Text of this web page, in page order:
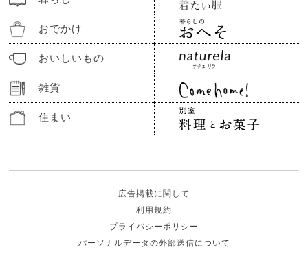
おでかけ
おいしいもの
雑貨
住まい
広告掲載に関して
利用規約
プライバシーポリシー
パーソナルデータの外部送信について